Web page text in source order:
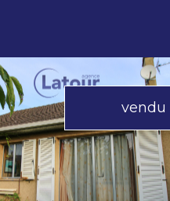
vendu
voir le bien